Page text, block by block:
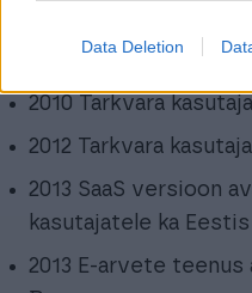
Data Deletion
aasta
2010 Tarkvara
2012 Tarkvara
2013 SaaS versioon
kasutajatele ka Eestis
2013 E-arvete